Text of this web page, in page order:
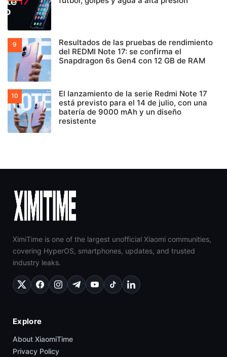
Resultados de las pruebas de rendimiento
del REDMI Note 17: se confirma el
Snapdragon 6s Gen4 con 12 GB de RAM
El lanzamiento de la serie Redmi Note 17
está previsto para el 14 de julio, con una
batería de 9000 mAh y un diseño
resistente
XimiTime is one of the largest unofficial Xiaomi communities,
covering HyperOS, smartphones, updates, and trusted
industry leaks.
Explore
About XiaomiTime
Privacy Policy